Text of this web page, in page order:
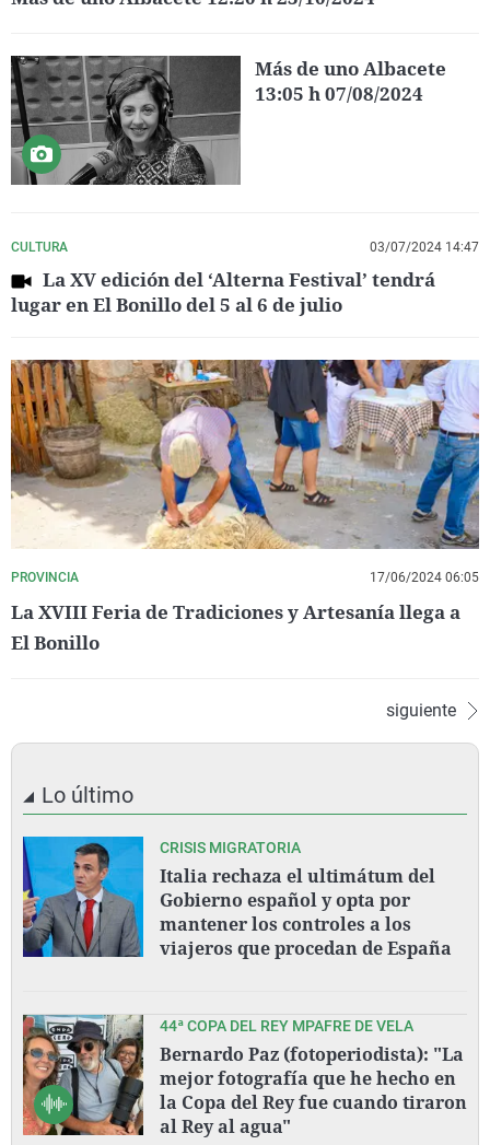
Más de uno Albacete
13:05 h 07/08/2024
CULTURA 03/07/2024 14:47
La XV edición del ‘Alterna Festival’ tendrá
lugar en El Bonillo del 5 al 6 de julio
PROVINCIA 17/06/2024 06:05
La XVIII Feria de Tradiciones y Artesanía llega a
El Bonillo
siguiente
Lo último
CRISIS MIGRATORIA
Italia rechaza el ultimátum del
Gobierno español y opta por
mantener los controles a los
viajeros que procedan de España
44ª COPA DEL REY MPAFRE DE VELA
Bernardo Paz (fotoperiodista): "La
mejor fotografía que he hecho en
la Copa del Rey fue cuando tiraron
al Rey al agua"